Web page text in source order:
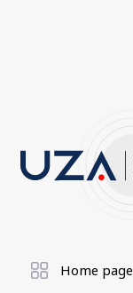
Home page